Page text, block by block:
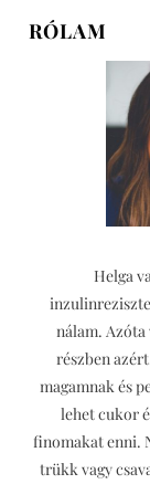
RÓLAM
Helga
nálam.
részben
magamnak és
lehet cukor
finomakat enni.
trükk vagy